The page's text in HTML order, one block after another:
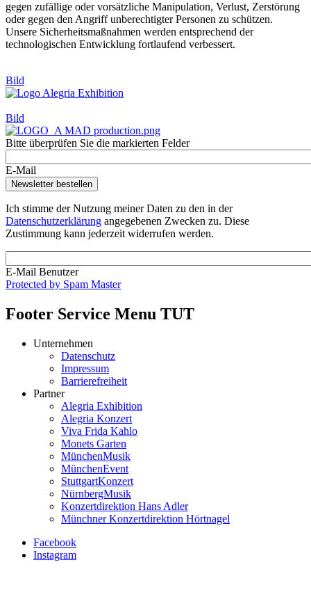
gegen zufällige oder vorsätzliche Manipulation, Verlust, Zerstörung
oder gegen den Angriff unberechtigter Personen zu schützen.
Unsere Sicherheitsmaßnahmen werden entsprechend der
technologischen Entwicklung fortlaufend verbessert.
Bild
Bild
Bitte überprüfen Sie die markierten Felder
E-Mail
Ich stimme der Nutzung meiner Daten zu den in der
Datenschutzerklärung angegebenen Zwecken zu. Diese
Zustimmung kann jederzeit widerrufen werden.
E-Mail Benutzer
Protected by Spam Master
Footer Service Menu TUT
Unternehmen
Datenschutz
Impressum
Barrierefreiheit
Partner
Alegria Exhibition
Alegria Konzert
Viva Frida Kahlo
Monets Garten
MünchenMusik
MünchenEvent
StuttgartKonzert
NürnbergMusik
Konzertdirektion Hans Adler
Münchner Konzertdirektion Hörtnagel
Facebook
Instagram